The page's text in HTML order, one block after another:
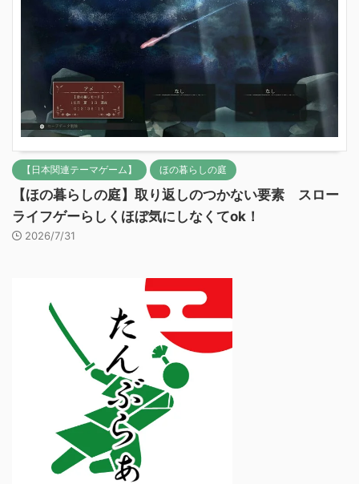
【日本関連テーマゲーム】 ほの暮らしの庭
【ほの暮らしの庭】取り返しのつかない要素 スロー
ライフゲーらしくほぼ気にしなくてok！
2026/7/31